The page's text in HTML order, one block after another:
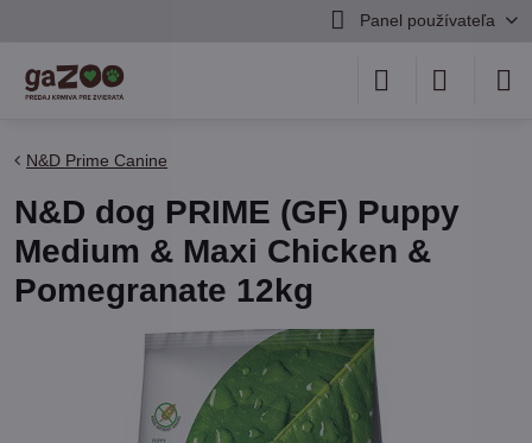
Panel používateľa
N&D Prime Canine
N&D dog PRIME (GF) Puppy
Medium & Maxi Chicken &
Pomegranate 12kg